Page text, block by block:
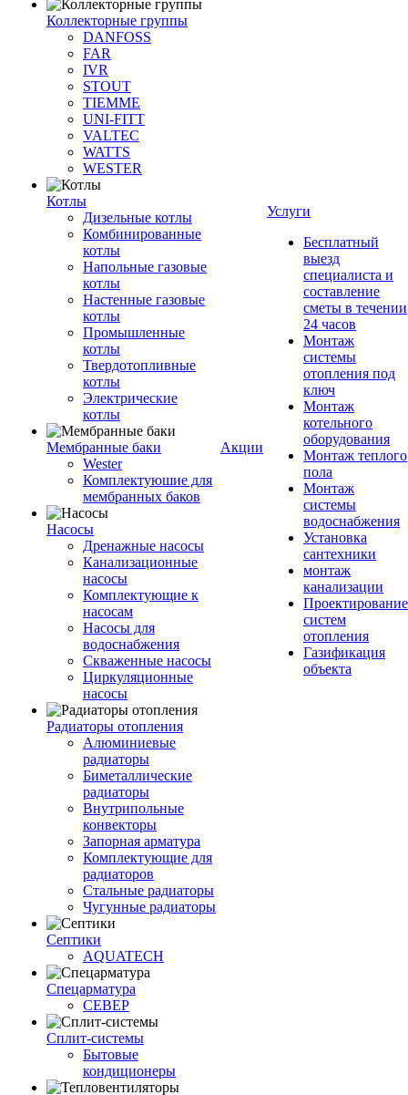
Коллекторные группы
DANFOSS
FAR
IVR
STOUT
TIEMME
UNI-FITT
VALTEC
WATTS
WESTER
Котлы
Дизельные котлы
Комбинированные
котлы
Напольные газовые
котлы
Настенные газовые
котлы
Промышленные
котлы
Твердотопливные
котлы
Электрические
котлы
Мембранные баки
Wester
Комплектуюшие для
мембранных баков
Насосы
Дренажные насосы
Канализационные
насосы
Комплектующие к
насосам
Насосы для
водоснабжения
Скваженные насосы
Циркуляционные
насосы
Радиаторы отопления
Алюминиевые
радиаторы
Биметаллические
радиаторы
Внутрипольные
конвекторы
Запорная арматура
Комплектующие для
радиаторов
Стальные радиаторы
Чугунные радиаторы
Септики
AQUATECH
Спецарматура
СЕВЕР
Сплит-системы
Бытовые
кондиционеры
Акции
Услуги
Бесплатный
выезд
специалиста и
составление
сметы в течении
24 часов
Монтаж
системы
отопления под
ключ
Монтаж
котельного
оборудования
Монтаж теплого
пола
Монтаж
системы
водоснабжения
Установка
сантехники
монтаж
канализации
Проектирование
систем
отопления
Газификация
объекта